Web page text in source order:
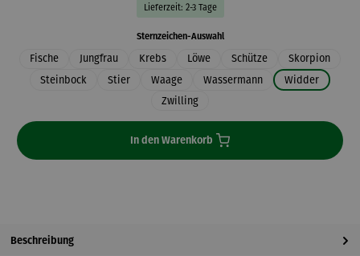
Lieferzeit: 2-3 Tage
Sternzeichen-Auswahlauswählen
Fische Jungfrau Krebs Löwe Schütze
Skorpion
Steinbock
Stier Waage Wassermann
Widder
Zwilling
In den Warenkorb
Beschreibung